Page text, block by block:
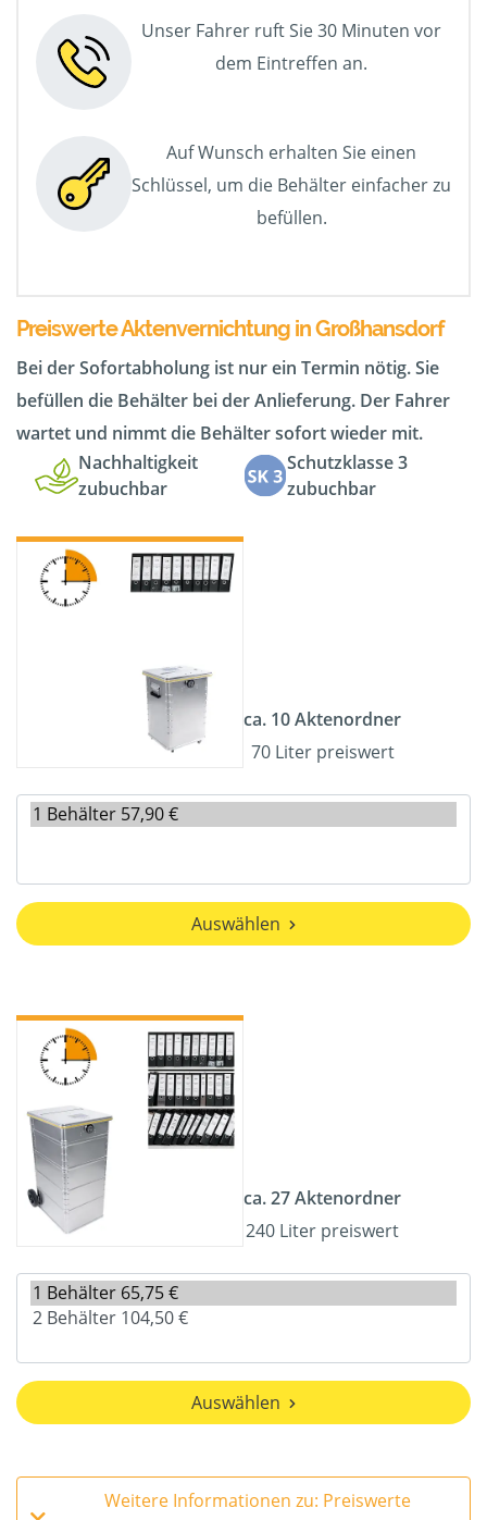
Unser Fahrer ruft Sie 30 Minuten vor
dem Eintreffen an.
Auf Wunsch erhalten Sie einen
Schlüssel, um die Behälter einfacher zu
befüllen.
Preiswerte Aktenvernichtung in Großhansdorf
Bei der Sofortabholung ist nur ein Termin nötig. Sie
befüllen die Behälter bei der Anlieferung. Der Fahrer
wartet und nimmt die Behälter sofort wieder mit.
Nachhaltigkeit
zubuchbar
Schutzklasse 3
zubuchbar
ca. 10 Aktenordner
70 Liter preiswert
Auswählen
ca. 27 Aktenordner
240 Liter preiswert
Auswählen
Weitere Informationen zu: Preiswerte